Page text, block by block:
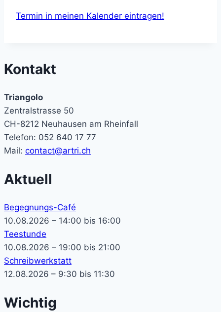
Termin in meinen Kalender eintragen!
Kontakt
Triangolo
Zentralstrasse 50
CH-8212 Neuhausen am Rheinfall
Telefon: 052 640 17 77
Mail: contact@artri.ch
Aktuell
Begegnungs-Café
10.08.2026 – 14:00 bis 16:00
Teestunde
10.08.2026 – 19:00 bis 21:00
Schreibwerkstatt
12.08.2026 – 9:30 bis 11:30
Wichtig